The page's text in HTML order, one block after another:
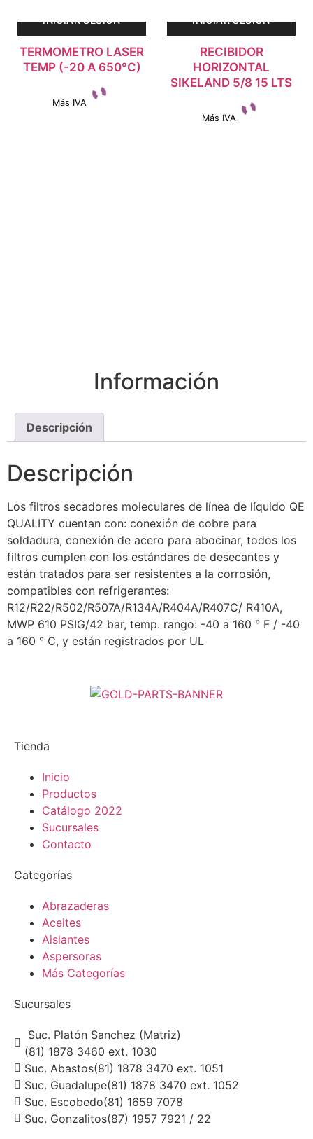
INICIAR SESIÓN
TERMOMETRO LASER
TEMP (-20 A 650°C)
Más IVA
INICIAR SESIÓN
RECIBIDOR
HORIZONTAL
SIKELAND 5/8 15 LTS
Más IVA
Información
Descripción
Descripción
Los filtros secadores moleculares de línea de líquido QE
QUALITY cuentan con: conexión de cobre para
soldadura, conexión de acero para abocinar, todos los
filtros cumplen con los estándares de desecantes y
están tratados para ser resistentes a la corrosión,
compatibles con refrigerantes:
R12/R22/R502/R507A/R134A/R404A/R407C/ R410A,
MWP 610 PSIG/42 bar, temp. rango: -40 a 160 ° F / -40
a 160 ° C, y están registrados por UL
Tienda
Inicio
Productos
Catálogo 2022
Sucursales
Contacto
Categorías
Abrazaderas
Aceites
Aislantes
Aspersoras
Más Categorías
Sucursales
Suc. Platón Sanchez (Matriz)
(81) 1878 3460 ext. 1030
Suc. Abastos(81) 1878 3470 ext. 1051
Suc. Guadalupe(81) 1878 3470 ext. 1052
Suc. Escobedo(81) 1659 7078
Suc. Gonzalitos(87) 1957 7921 / 22